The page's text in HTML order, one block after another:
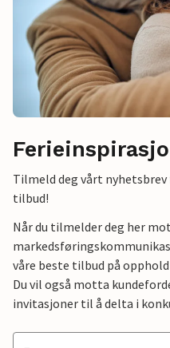
Tilmeld deg vårt
tilbud!
Når du tilmelder deg her
våre beste tilbud på
Du vil også motta
invitasjoner til å delta i